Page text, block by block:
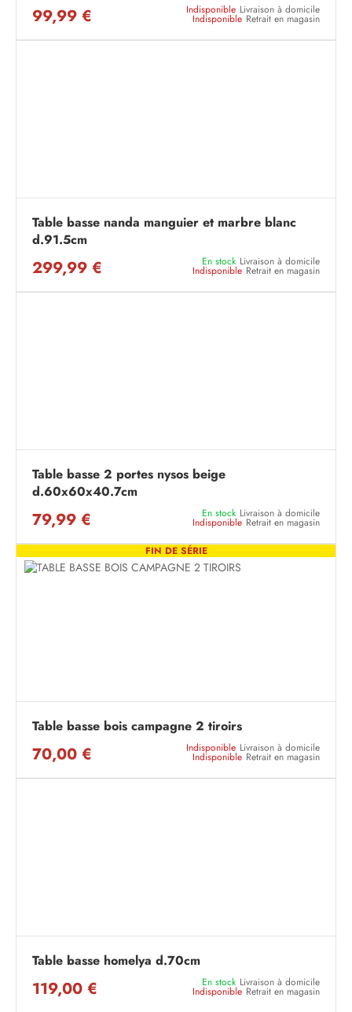
99,99 € Indisponible Livraison à domicile
Indisponible Retrait en magasin
Table basse nanda manguier et marbre blanc
d.91.5cm
299,99 € En stock Livraison à domicile
Indisponible Retrait en magasin
Table basse 2 portes nysos beige
d.60x60x40.7cm
79,99 € En stock Livraison à domicile
Indisponible Retrait en magasin
FIN DE SÉRIE
Table basse bois campagne 2 tiroirs
70,00 € Indisponible Livraison à domicile
Indisponible Retrait en magasin
Table basse homelya d.70cm
119,00 € En stock Livraison à domicile
Indisponible Retrait en magasin